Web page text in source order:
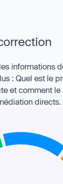
informations
: Quel est le
et comment le
directs.